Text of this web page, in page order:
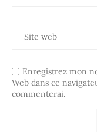
Enregistrez mon
Web dans ce
commenterai.